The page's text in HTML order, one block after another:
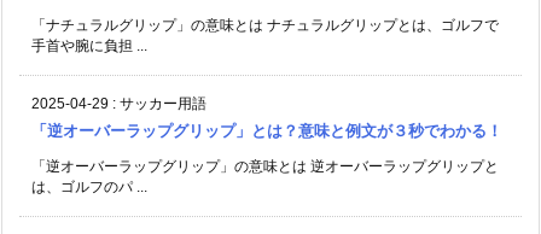
「ナチュラルグリップ」の意味とは ナチュラルグリップとは、ゴルフで
手首や腕に負担 ...
2025-04-29 : サッカー用語
「逆オーバーラップグリップ」とは？意味と例文が３秒でわかる！
「逆オーバーラップグリップ」の意味とは 逆オーバーラップグリップと
は、ゴルフのパ ...